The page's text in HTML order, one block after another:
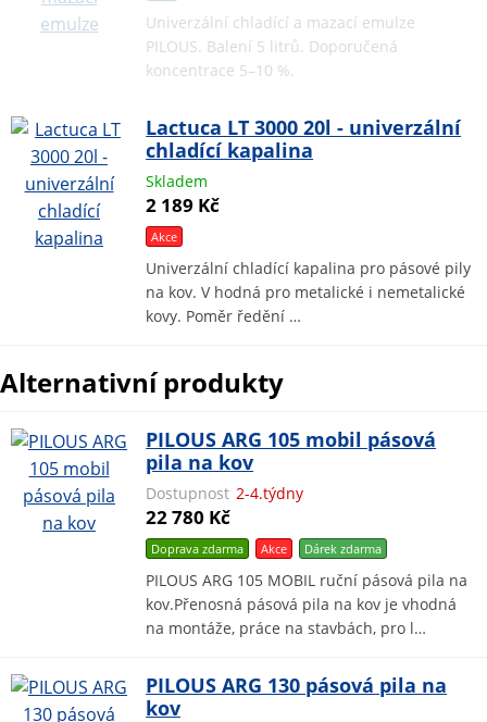
Univerzální chladící a mazací emulze
PILOUS. Balení 5 litrů. Doporučená
koncentrace 5–10 %.
Lactuca LT 3000 20l - univerzální
chladící kapalina
Skladem
2 189 Kč
Akce
Univerzální chladící kapalina pro pásové pily
na kov. V hodná pro metalické i nemetalické
kovy. Poměr ředění …
Alternativní produkty
PILOUS ARG 105 mobil pásová
pila na kov
Dostupnost 2-4.týdny
22 780 Kč
Doprava zdarma Akce Dárekzdarma
PILOUS ARG 105 MOBIL ruční pásová pila na
kov.Přenosná pásová pila na kov je vhodná
na montáže, práce na stavbách, pro l…
PILOUS ARG 130 pásová pila na
kov